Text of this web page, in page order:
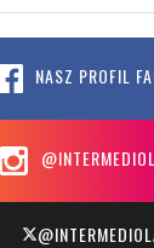
NASZ PROFIL